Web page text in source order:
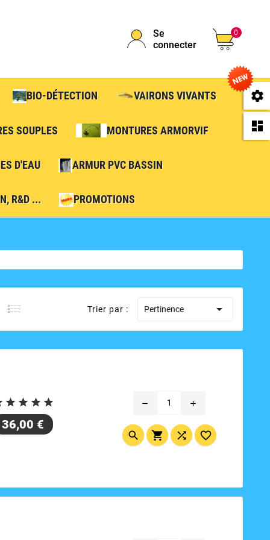
Se
connecter
0
BIO-DÉTECTION VAIRONS VIVANTS
SOUPLES MONTURES ARMORVIF
D'EAU ARMUR PVC BASSIN
R&D ... PROMOTIONS
Trier par : Pertinence 
   
36,00 € Prix
remove add
   